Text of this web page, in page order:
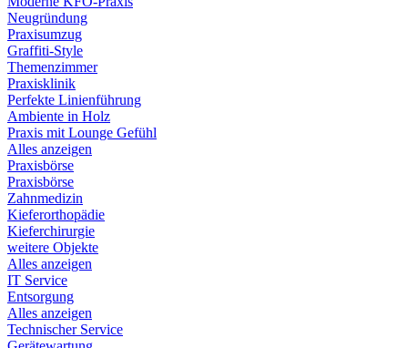
Neugründung
Praxisumzug
Graffiti-Style
Themenzimmer
Praxisklinik
Perfekte Linienführung
Ambiente in Holz
Praxis mit Lounge Gefühl
Alles anzeigen
Praxisbörse
Praxisbörse
Zahnmedizin
Kieferorthopädie
Kieferchirurgie
weitere Objekte
Alles anzeigen
IT Service
Entsorgung
Alles anzeigen
Technischer Service